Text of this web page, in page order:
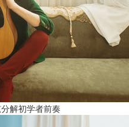
解初学者前奏